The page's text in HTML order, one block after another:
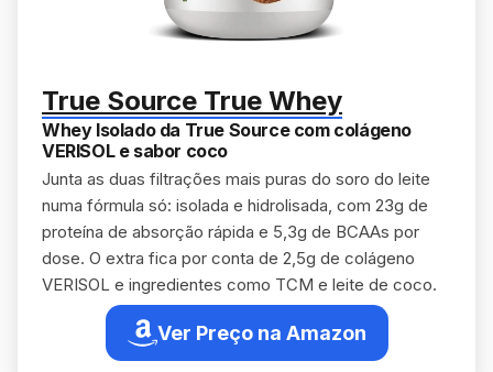
True Source True Whey
Whey Isolado da True Source com colágeno
VERISOL e sabor coco
Junta as duas filtrações mais puras do soro do leite
numa fórmula só: isolada e hidrolisada, com 23g de
proteína de absorção rápida e 5,3g de BCAAs por
dose. O extra fica por conta de 2,5g de colágeno
VERISOL e ingredientes como TCM e leite de coco.
Ver Preço na Amazon